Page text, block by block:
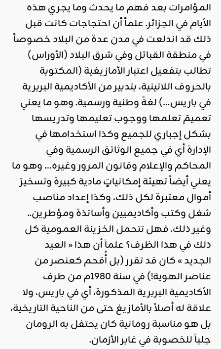
المؤامرات بعد فهم ما يحدث وما يجري هذه
الأيام في الجزائر. علماً أن احتجاجات كانت قبل
ذلك قد اندلعت في مدن عدة من البلاد خصوصاً
في منطقة القبائل وفي شرق البلاد (الأوراس)
تطالب بتفعيل اعتبار الأمازيغية (المكتوبة
بالحروف اللاتينية، بتدبير من الأكاديمية البربرية
في باريس…) لغةً وطنية ورسمية. وهو ما يعني
تعميمَ تعلمها ووجوب تعليمها وتدريسها
بشكل إجباري للجميع وكذا استخدامها في
الإدارة أي في جميع الوثائق الرسمية وفي
المحاكم والإعلام وقانون المرور وغيره… وهو ما
يعني أيضاً تهيئة إمكانياتٍ مادية كبيرة وتسخيرَ
أموال معتبرة لكل ذلك، وكذا إعداد مناصب
شغل وكتب وأكاديميين وأساتذة ومؤطرين..
وغير ذلك. فهل تتحمل الخزينة العمومية كل
ذلك في هذا الظرف؟ علماً أن هذا « العيد
الجديد » كان قد تقرر (بل أُقحم كعنصر من
عناصر الهوية!) في سنة 1980م من طرف
الأكاديمية البربرية المذكورة، أي في باريس، ولا
علاقة له أصلاً بالأمازيغ حتى من الناحية التاريخية،
بل هو مناسبة رومانية كان يحتفل به الرومان
جلباً للخصوبة في غابر الأزمان.